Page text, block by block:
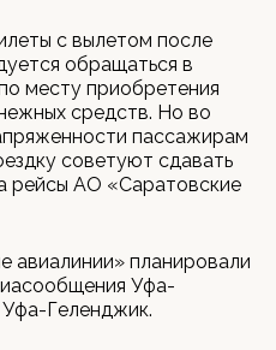
с вылетом после
обращаться в
месту приобретения
средств. Но во
пассажирам
советуют сдавать
рейсы АО «Саратовские
авиалинии» планировали
Уфа-
Геленджик.